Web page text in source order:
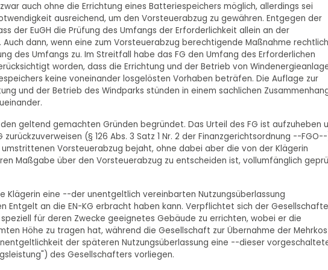
auch ohne die Errichtung eines Batteriespeichers möglich, allerdings sei
ausreichend, um den Vorsteuerabzug zu gewähren. Entgegen der
der EuGH die Prüfung des Umfangs der Erforderlichkeit allein an der
dann, wenn eine zum Vorsteuerabzug berechtigende Maßnahme rechtlich
des Umfangs zu. Im Streitfall habe das FG den Umfang des Erforderlichen
worden, dass die Errichtung und der Betrieb von
keine voneinander losgelösten Vorhaben beträfen. Die Auflage zur
und der Betrieb des Windparks stünden in einem sachlichen
geltend gemachten Gründen begründet. Das Urteil des FG ist aufzuheben
(§ 126 Abs. 3 Satz 1 Nr. 2 der Finanzgerichtsordnung --
Vorsteuerabzug bejaht, ohne dabei aber die von der Klägerin
Maßgabe über den Vorsteuerabzug zu entscheiden ist, vollumfänglich
Klägerin eine --der unentgeltlich vereinbarten Nutzungsüberlassung
an die EN-KG erbracht haben kann. Verpflichtet sich der
für deren Zwecke geeignetes Gebäude zu errichten, wobei er die
Höhe zu tragen hat, während die Gesellschaft zur Übernahme der
der späteren Nutzungsüberlassung eine --dieser
des Gesellschafters vorliegen.